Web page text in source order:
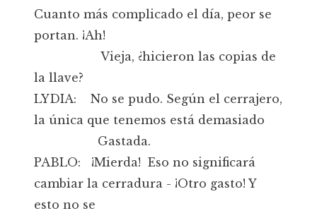
Cuanto más complicado el día, peor se
portan. ¡Ah!
Vieja, ¿hicieron las copias de
la llave?
LYDIA: No se pudo. Según el cerrajero,
la única que tenemos está demasiado
Gastada.
PABLO: ¡Mierda! Eso no significará
cambiar la cerradura - ¡Otro gasto! Y
esto no se